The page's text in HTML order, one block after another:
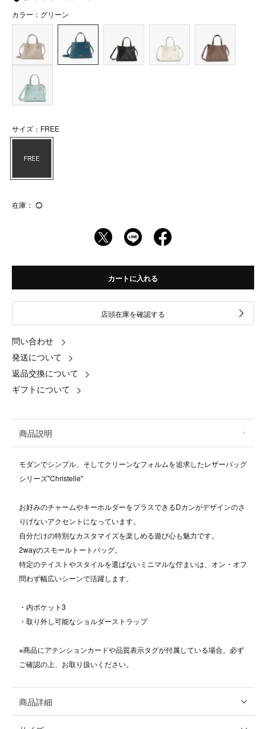
カラー：グリーン
サイズ：FREE
FREE
在庫： ◯
カートに入れる
店頭在庫を確認する
問い合わせ
発送について
返品交換について
ギフトについて
商品説明
モダンでシンプル、そしてクリーンなフォルムを追求したレザーバッグ
シリーズ"Christelle"
お好みのチャームやキーホルダーをプラスできるDカンがデザインのさ
りげないアクセントになっています。
自分だけの特別なカスタマイズを楽しめる遊び心も魅力です。
2wayのスモールトートバッグ。
特定のテイストやスタイルを選ばないミニマルな佇まいは、オン・オフ
問わず幅広いシーンで活躍します。
・内ポケット3
・取り外し可能なショルダーストラップ
※商品にアテンションカードや品質表示タグが付属している場合、必ず
ご確認の上、お取り扱いください。
商品詳細